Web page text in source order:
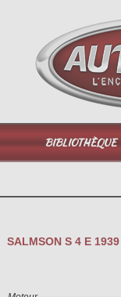
BIBLIOTHÈQUE
SALMSON S 4 E